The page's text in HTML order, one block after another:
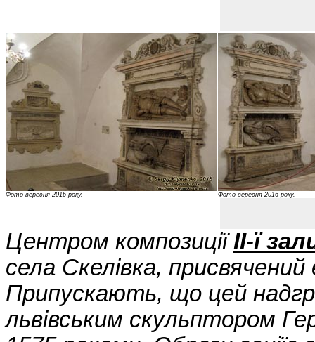
Фото вересня 2016 року. Фото вересня 2016 року.
Центром композиціїII-ї
села Скелівка,
Припускають, що цей
львівським скульптором